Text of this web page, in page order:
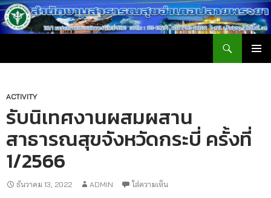
เนื้อหา
ACTIVITY
รับนิเทศงานผสมผสาน
สาธารณสุขจังหวัดกระบี่ ครั้งที่
1/2566
ธันวาคม 13, 2022 ADMIN ใส่ความเห็น